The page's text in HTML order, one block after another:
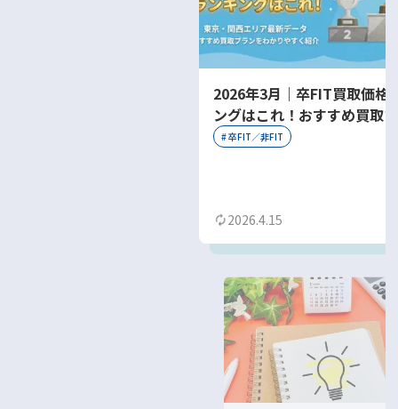
2026年3月｜卒FIT買取価格
ングはこれ！おすすめ買取
をわかりやすく紹介
#卒FIT／非FIT
2026.4.15